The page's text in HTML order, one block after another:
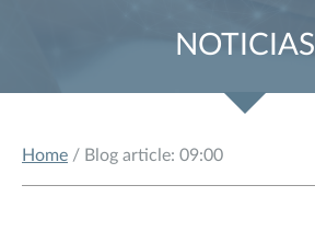
NOTICIAS
Home / Blog article: 09:00